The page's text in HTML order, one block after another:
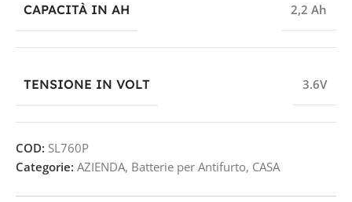
CAPACITÀ IN AH 2,2 Ah
TENSIONE IN VOLT 3.6V
COD: SL760P
Categorie: AZIENDA, Batterie per Antifurto, CASA